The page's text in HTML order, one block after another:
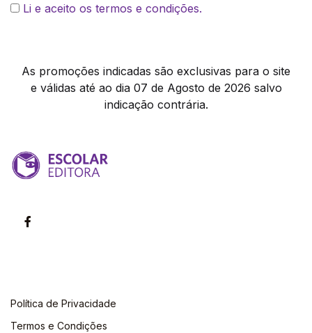
Li e aceito os termos e condições.
As promoções indicadas são exclusivas para o site
e válidas até ao dia 07 de Agosto de 2026 salvo
indicação contrária.
Política de Privacidade
Termos e Condições